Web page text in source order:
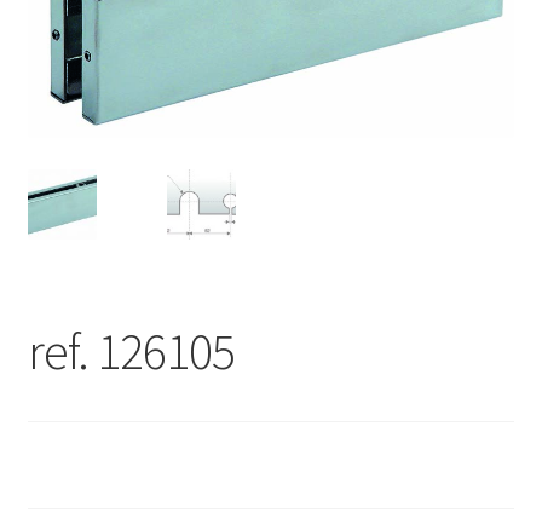
Contacto
Trabaja con nosotros
ref. 126105